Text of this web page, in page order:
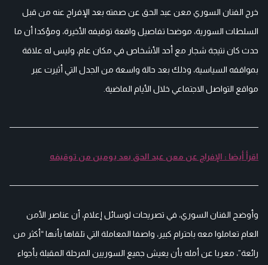
خرج الفنان السوري معن عبد الحق عن صمته بعد الإفراج عنه من قبل
السلطات السورية، موضحا تفاصيل واقعة توقيفه الأخيرة، ومؤكدا أن ما
حدث كان نتيجة شجار مع أحد الأشخاص في مكان عام، وليس له علاقة
بمواقفه السياسية، وذلك بعد حالة واسعة من الجدل التي أثيرت عبر
مواقع التواصل الاجتماعي خلال الأيام الماضية.
اقرأ أيضا : الإفراج عن معن عبد الحق بعد يومين من توقيفه
وأوضح الفنان السوري، في تصريحات لوسائل إعلام، أن عناصر الأمن
العام تعاملوا معه باحترام كبير، واصفا المعاملة التي تلقاها بأنها “أكثر من
رائعة”، معربا عن أمله بأن يعيش جميع السوريين المرحلة المقبلة بأجواء